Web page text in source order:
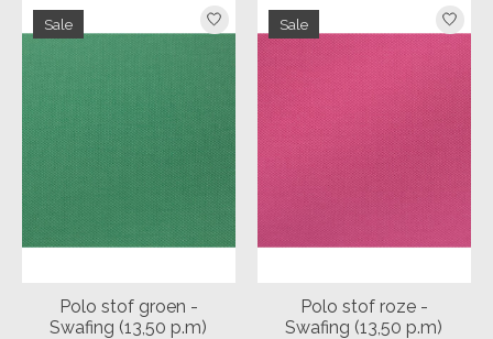
Sale
Polo stof groen -
Swafing (13,50 p.m)
Sale
Polo stof roze -
Swafing (13,50 p.m)